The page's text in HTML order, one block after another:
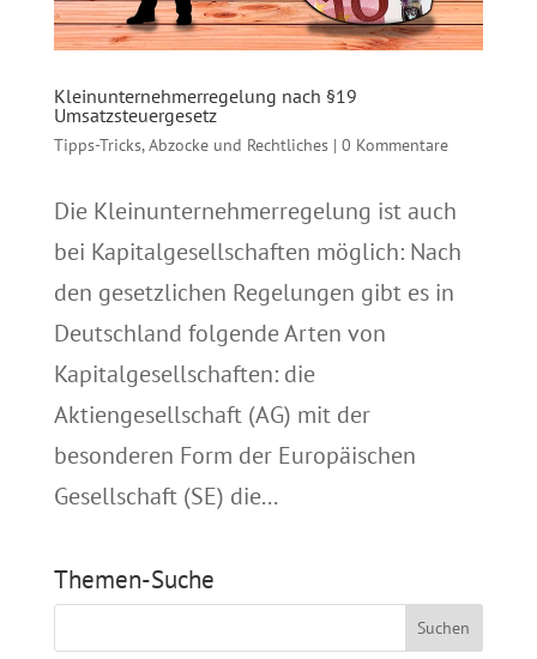
Kleinunternehmerregelung nach §19
Umsatzsteuergesetz
Tipps-Tricks, Abzocke und Rechtliches| 0 Kommentare
Die Kleinunternehmerregelung ist auch
bei Kapitalgesellschaften möglich: Nach
den gesetzlichen Regelungen gibt es in
Deutschland folgende Arten von
Kapitalgesellschaften: die
Aktiengesellschaft (AG) mit der
besonderen Form der Europäischen
Gesellschaft (SE) die...
Themen-Suche